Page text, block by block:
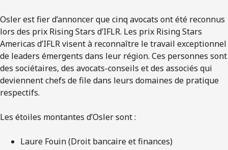
S’abonner
Osler est fier d’annoncer que cinq avocats ont été reconnus
lors des prix Rising Stars d’IFLR. Les prix Rising Stars
Americas d’IFLR visent à reconnaître le travail exceptionnel
de leaders émergents dans leur région. Ces personnes sont
des sociétaires, des avocats-conseils et des associés qui
deviennent chefs de file dans leurs domaines de pratique
respectifs.
Les étoiles montantes d’Osler sont :
Laure Fouin (Droit bancaire et finances)